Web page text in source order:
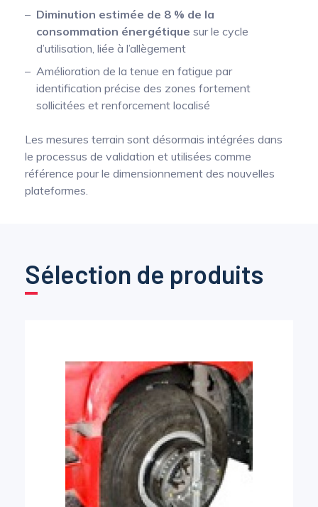
Diminution estimée de 8 % de la
consommation énergétique sur le cycle
d’utilisation, liée à l’allègement
Amélioration de la tenue en fatigue par
identification précise des zones fortement
sollicitées et renforcement localisé
Les mesures terrain sont désormais intégrées dans
le processus de validation et utilisées comme
référence pour le dimensionnement des nouvelles
plateformes.
Sélection de produits